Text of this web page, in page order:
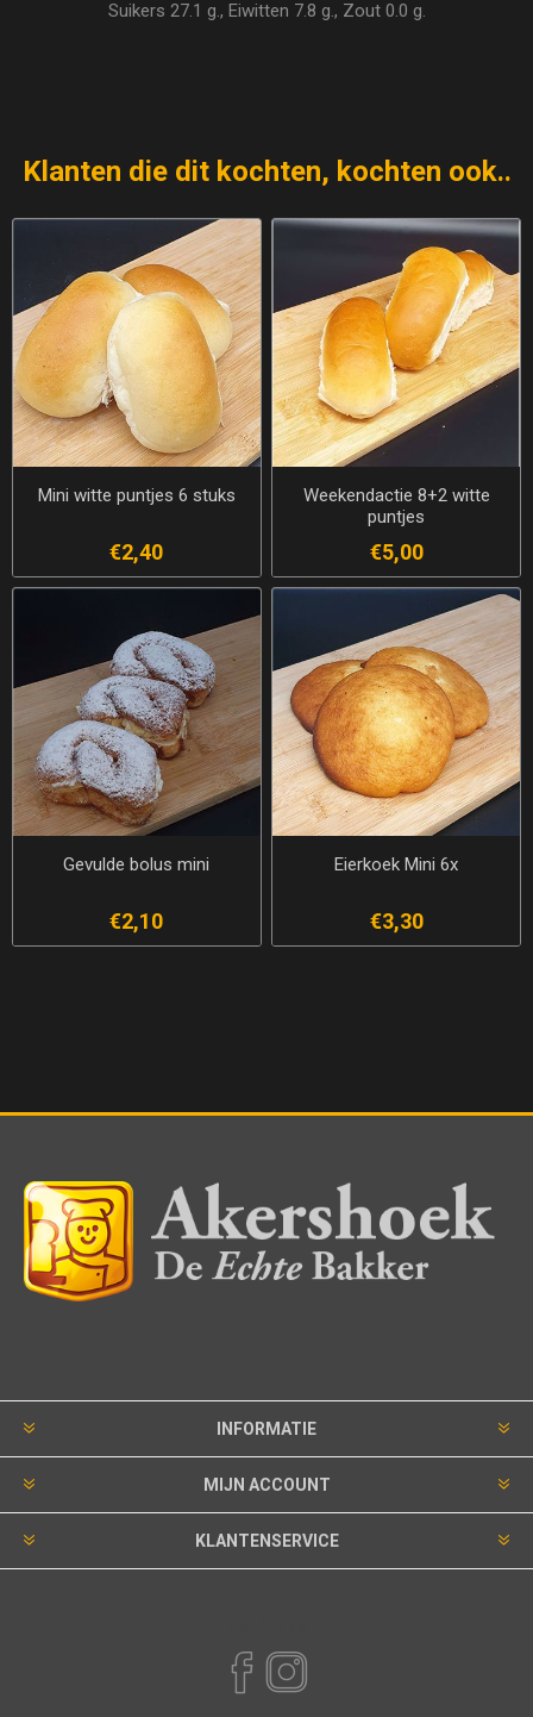
Suikers 27.1 g., Eiwitten 7.8 g., Zout 0.0 g.
Klanten die dit kochten, kochten ook..
Mini witte puntjes 6 stuks
€2,40
Weekendactie 8+2 witte
puntjes
€5,00
Gevulde bolus mini
€2,10
Eierkoek Mini 6x
€3,30
INFORMATIE
MIJN ACCOUNT
KLANTENSERVICE